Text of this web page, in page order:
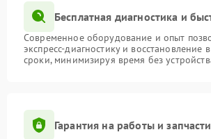
Бесплатная диагностика и
Современное оборудование и опыт
экспресс-диагностику и восстановление
сроки, минимизируя время без
Гарантия на работы и запчасти